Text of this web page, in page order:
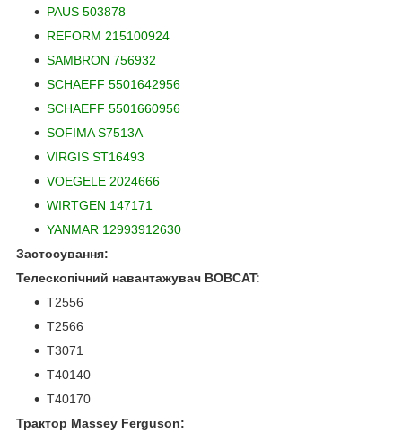
PAUS 503878
REFORM 215100924
SAMBRON 756932
SCHAEFF 5501642956
SCHAEFF 5501660956
SOFIMA S7513A
VIRGIS ST16493
VOEGELE 2024666
WIRTGEN 147171
YANMAR 12993912630
Застосування:
Телескопічний навантажувач BOBCAT:
T2556
T2566
T3071
T40140
T40170
Трактор Massey Ferguson: